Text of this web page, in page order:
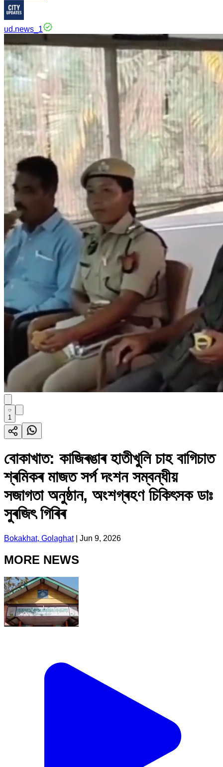
ud.news_1
1
বোকাখাত: কাজিৰঙাৰ হাতীখুলি চাহ বাগিচাত
শ্ৰমিকৰ মাজত সৰ্প দংশন সম্বন্ধীয়
সজাগতা অনুষ্ঠান, অংশগ্ৰহণ চিকিৎসক ডাঃ
সুৰজিৎ গিৰিৰ
Bokakhat, Golaghat| Jun 9, 2026
MORE NEWS